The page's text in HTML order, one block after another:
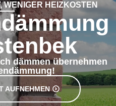
WENIGER HEIZKOSTEN
dämmen übernehmen
AUFNEHMEN